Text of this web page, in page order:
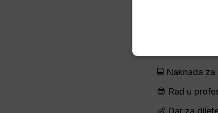
🏅 Redovita
🚍 Naknada
😎 Rad u
👶 Dar za